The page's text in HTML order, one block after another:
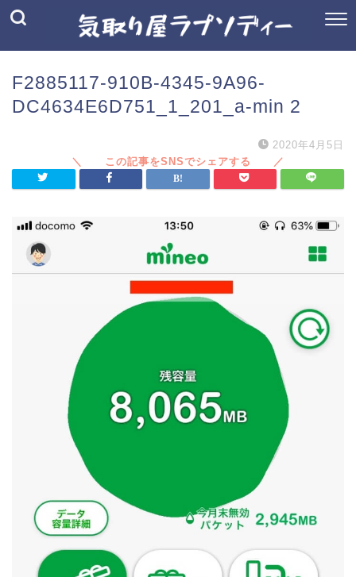
F2885117-910B-4345-9A96-
DC4634E6D751_1_201_a-min 2
2020年4月5日